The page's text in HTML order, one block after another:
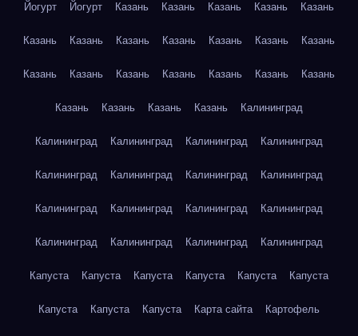
Йогурт Йогурт Казань Казань Казань Казань Казань
Казань Казань Казань Казань Казань Казань Казань
Казань Казань Казань Казань Казань Казань Казань
Казань Казань Казань Казань Калининград
Калининград Калининград Калининград Калининград
Калининград Калининград Калининград Калининград
Калининград Калининград Калининград Калининград
Калининград Калининград Калининград Калининград
Капуста Капуста Капуста Капуста Капуста Капуста
Капуста Капуста Капуста Карта сайта Картофель